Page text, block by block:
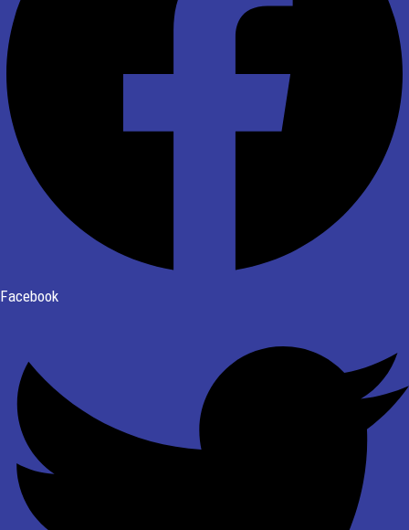
Facebook